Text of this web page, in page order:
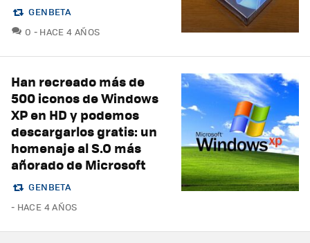
GENBETA
0 COMENTARIOS
HACE 4 AÑOS
Han recreado más de
500 iconos de Windows
XP en HD y podemos
descargarlos gratis: un
homenaje al S.O más
añorado de Microsoft
GENBETA
HACE 4 AÑOS